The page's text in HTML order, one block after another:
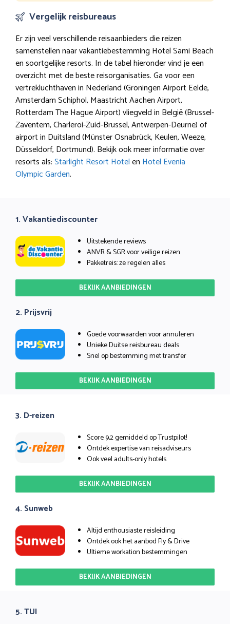
Vergelijk reisbureaus
Er zijn veel verschillende reisaanbieders die reizen
samenstellen naar vakantiebestemming Hotel Sami Beach
en soortgelijke resorts. In de tabel hieronder vind je een
overzicht met de beste reisorganisaties. Ga voor een
vertrekluchthaven in Nederland (Groningen Airport Eelde,
Amsterdam Schiphol, Maastricht Aachen Airport,
Rotterdam The Hague Airport) vliegveld in België (Brussel-
Zaventem, Charleroi-Zuid-Brussel, Antwerpen-Deurne) of
airport in Duitsland (Münster Osnabrück, Keulen, Weeze,
Düsseldorf, Dortmund). Bekijk ook meer informatie over
resorts als:Starlight Resort Hotelen Hotel Evenia
Olympic Garden.
1. Vakantiediscounter
Uitstekende reviews
ANVR & SGR voor veilige reizen
Pakketreis: ze regelen alles
BEKIJK AANBIEDINGEN
2. Prijsvrij
Goede voorwaarden voor annuleren
Unieke Duitse reisbureau deals
Snel op bestemming met transfer
BEKIJK AANBIEDINGEN
3. D-reizen
Score 9,2 gemiddeld op Trustpilot!
Ontdek expertise van reisadviseurs
Ook veel adults-only hotels
BEKIJK AANBIEDINGEN
4. Sunweb
Altijd enthousiaste reisleiding
Ontdek ook het aanbod Fly & Drive
Ultieme workation bestemmingen
BEKIJK AANBIEDINGEN
5. TUI